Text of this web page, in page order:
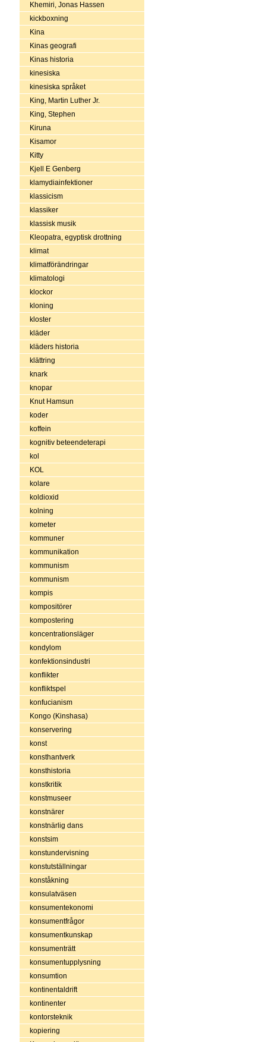
Khemiri, Jonas Hassen
kickboxning
Kina
Kinas geografi
Kinas historia
kinesiska
kinesiska språket
King, Martin Luther Jr.
King, Stephen
Kiruna
Kisamor
Kitty
Kjell E Genberg
klamydiainfektioner
klassicism
klassiker
klassisk musik
Kleopatra, egyptisk drottning
klimat
klimatförändringar
klimatologi
klockor
kloning
kloster
kläder
kläders historia
klättring
knark
knopar
Knut Hamsun
koder
koffein
kognitiv beteendeterapi
kol
KOL
kolare
koldioxid
kolning
kometer
kommuner
kommunikation
kommunism
kommunism
kompis
kompositörer
kompostering
koncentrationsläger
kondylom
konfektionsindustri
konflikter
konfliktspel
konfucianism
Kongo (Kinshasa)
konservering
konst
konsthantverk
konsthistoria
konstkritik
konstmuseer
konstnärer
konstnärlig dans
konstsim
konstundervisning
konstutställningar
konståkning
konsulatväsen
konsumentekonomi
konsumentfrågor
konsumentkunskap
konsumenträtt
konsumentupplysning
konsumtion
kontinentaldrift
kontinenter
kontorsteknik
kopiering